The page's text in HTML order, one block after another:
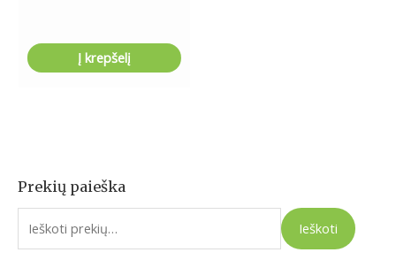
Prekių paieška
I
e
Ieškoti
Į krepšelį